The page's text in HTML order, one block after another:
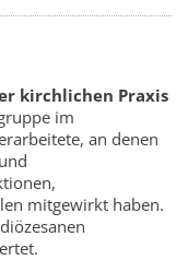
kirchlichen Praxis
im
an denen
mitgewirkt haben.